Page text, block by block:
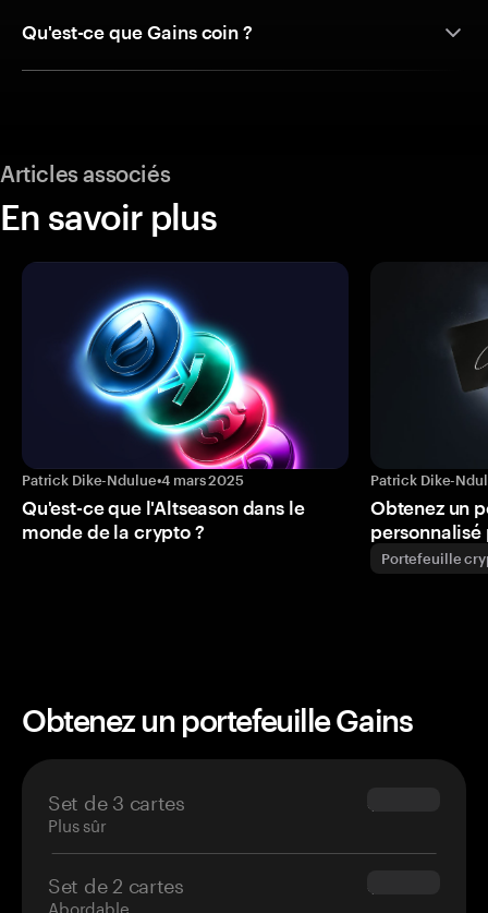
Qu'est-ce que Gains coin ?
Articles associés
En savoir plus
Patrick Dike-Ndulue•4 mars 2025
Qu'est-ce que l'Altseason dans le
monde de la crypto ?
Patrick Dike-
Obtenez un
personnalisé
Portefeuille
Obtenez un portefeuille Gains
Set de 3 cartes
Plus sûr
$69.90
Set de 2 cartes
Abordable
$54.90